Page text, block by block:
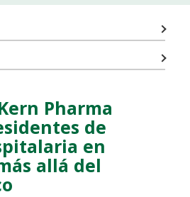
Pharma
de
en
allá del